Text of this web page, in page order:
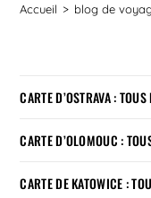
Accueil > blog de
CARTE D’OSTRAVA :
CARTE D’OLOMOUC :
CARTE DE KATOWICE :